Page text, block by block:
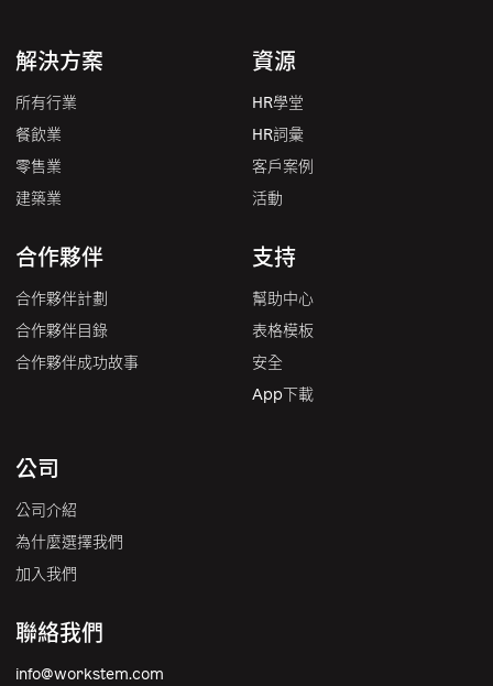
解決方案
所有行業
餐飲業
零售業
建築業
合作夥伴
合作夥伴計劃
合作夥伴目錄
合作夥伴成功故事
資源
HR學堂
HR詞彙
客戶案例
活動
支持
幫助中心
表格模板
安全
App下載
公司
公司介紹
為什麼選擇我們
加入我們
聯絡我們
info@workstem.com